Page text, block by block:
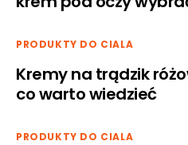
PRODUKTY DO CIALA
Kremy na trądzik
co warto wiedzieć
PRODUKTY DO CIALA